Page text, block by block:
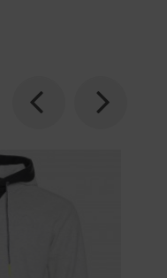
Previous Next